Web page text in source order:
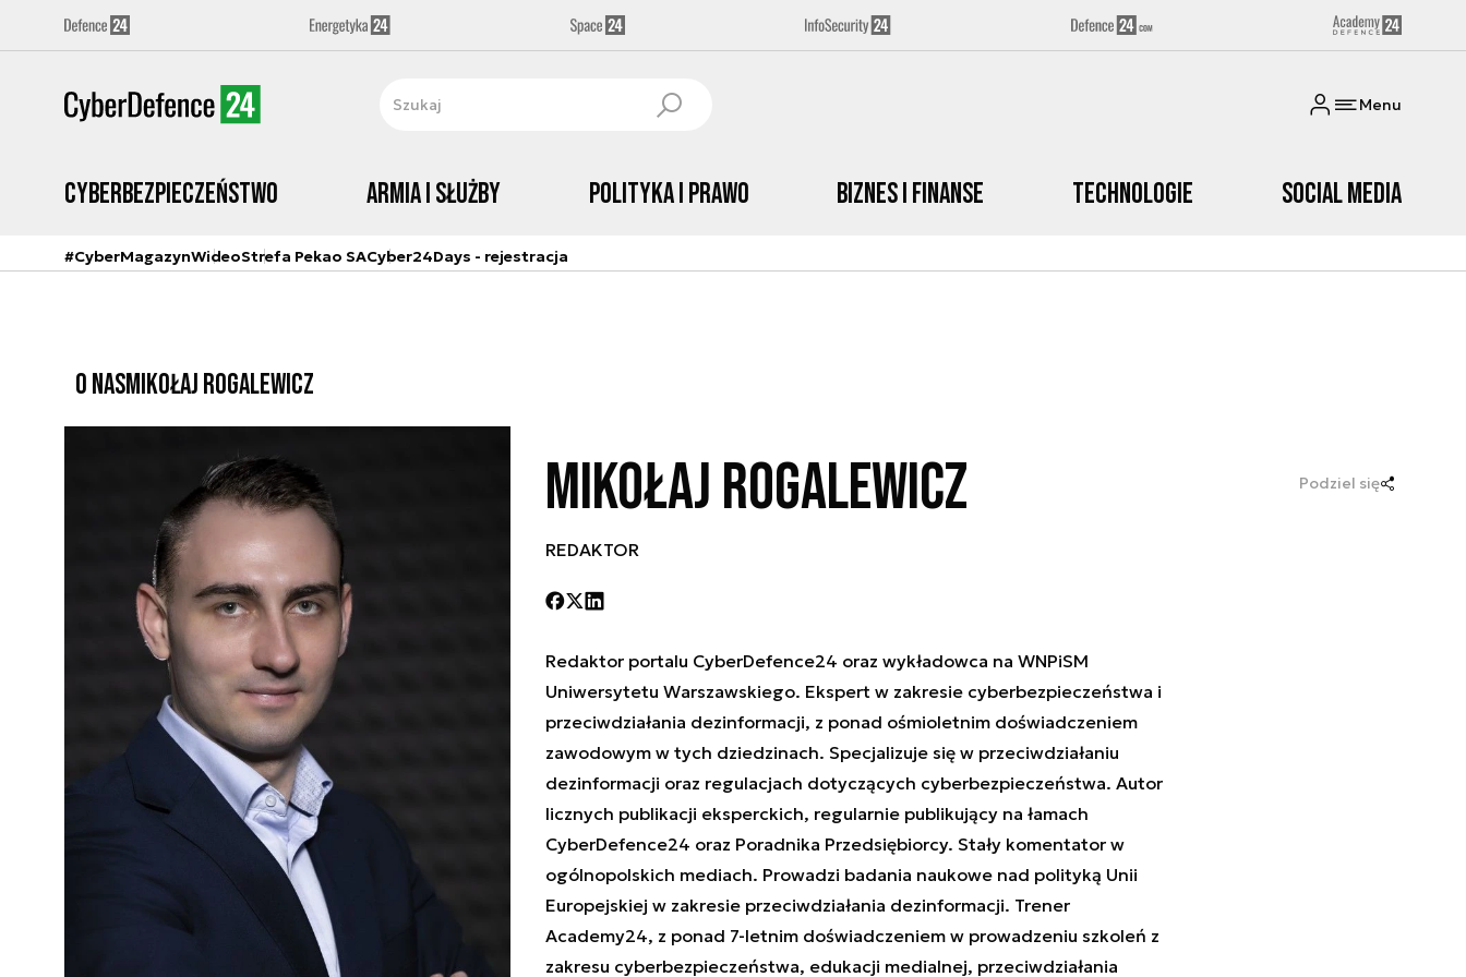
Menu
Cyberbezpieczeństwo Armia i Służby Polityka i prawo Biznes i Finanse Technologie Social media
#CyberMagazynWideoStrefa Pekao SACyber24Days - rejestracja
O NASMIKOŁAJ ROGALEWICZ
Mikołaj Rogalewicz
REDAKTOR
Redaktor portalu CyberDefence24 oraz wykładowca na WNPiSM
Uniwersytetu Warszawskiego. Ekspert w zakresie cyberbezpieczeństwa i
przeciwdziałania dezinformacji, z ponad ośmioletnim doświadczeniem
zawodowym w tych dziedzinach. Specjalizuje się w przeciwdziałaniu
dezinformacji oraz regulacjach dotyczących cyberbezpieczeństwa. Autor
licznych publikacji eksperckich, regularnie publikujący na łamach
CyberDefence24 oraz Poradnika Przedsiębiorcy. Stały komentator w
ogólnopolskich mediach. Prowadzi badania naukowe nad polityką Unii
Europejskiej w zakresie przeciwdziałania dezinformacji. Trener
Academy24, z ponad 7-letnim doświadczeniem w prowadzeniu szkoleń z
zakresu cyberbezpieczeństwa, edukacji medialnej, przeciwdziałania
Podziel się